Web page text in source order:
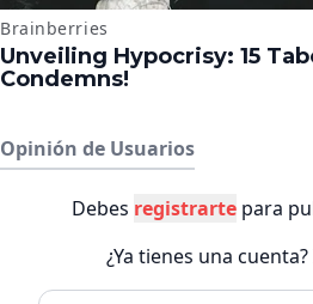
Opinión de Usuarios
Debes registrartepara
¿Ya tienes una